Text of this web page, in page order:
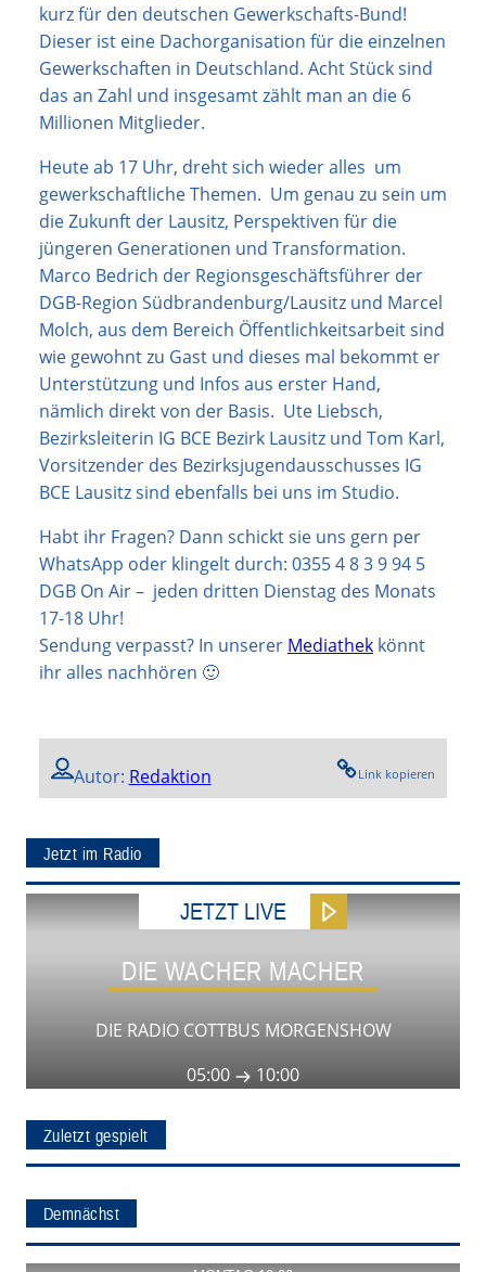
kurz für den deutschen Gewerkschafts-Bund!
Dieser ist eine Dachorganisation für die einzelnen
Gewerkschaften in Deutschland. Acht Stück sind
das an Zahl und insgesamt zählt man an die 6
Millionen Mitglieder.
Heute ab 17 Uhr, dreht sich wieder alles um
gewerkschaftliche Themen. Um genau zu sein um
die Zukunft der Lausitz, Perspektiven für die
jüngeren Generationen und Transformation.
Marco Bedrich der Regionsgeschäftsführer der
DGB-Region Südbrandenburg/Lausitz und Marcel
Molch, aus dem Bereich Öffentlichkeitsarbeit sind
wie gewohnt zu Gast und dieses mal bekommt er
Unterstützung und Infos aus erster Hand,
nämlich direkt von der Basis. Ute Liebsch,
Bezirksleiterin IG BCE Bezirk Lausitz und Tom Karl,
Vorsitzender des Bezirksjugendausschusses IG
BCE Lausitz sind ebenfalls bei uns im Studio.
Habt ihr Fragen? Dann schickt sie uns gern per
WhatsApp oder klingelt durch: 0355 4 8 3 9 94 5
DGB On Air – jeden dritten Dienstag des Monats
17-18 Uhr!
Sendung verpasst? In unserer Mediathek könnt
ihr alles nachhören 🙂
Autor: Redaktion Link kopieren
Jetzt im Radio
JETZT LIVE
DIE WACHER MACHER
DIE RADIO COTTBUS MORGENSHOW
05:00
10:00
Zuletzt gespielt
Demnächst